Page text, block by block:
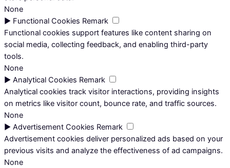
None
► Functional Cookies Remark
Functional cookies support features like content sharing on
social media, collecting feedback, and enabling third-party
tools.
None
► Analytical Cookies Remark
Analytical cookies track visitor interactions, providing insights
on metrics like visitor count, bounce rate, and traffic sources.
None
► Advertisement Cookies Remark
Advertisement cookies deliver personalized ads based on your
previous visits and analyze the effectiveness of ad campaigns.
None